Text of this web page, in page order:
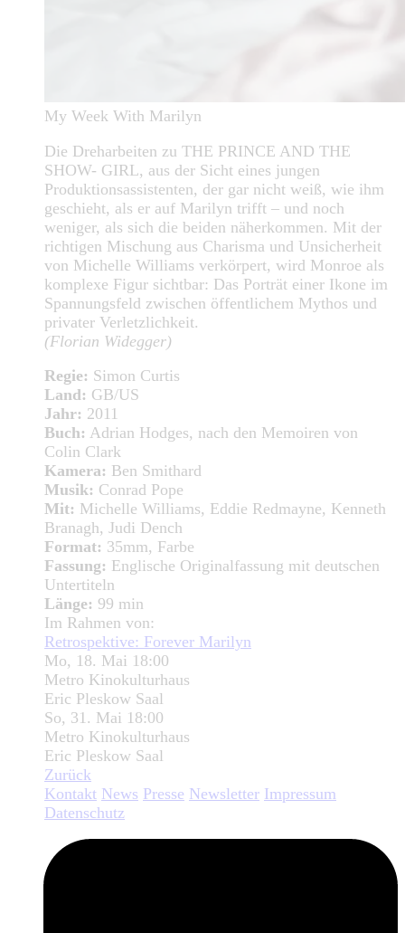
My Week With Marilyn
Die Dreharbeiten zu THE PRINCE AND THE
SHOW- GIRL, aus der Sicht eines jungen
Produktionsassistenten, der gar nicht weiß, wie ihm
geschieht, als er auf Marilyn trifft – und noch
weniger, als sich die beiden näherkommen. Mit der
richtigen Mischung aus Charisma und Unsicherheit
von Michelle Williams verkörpert, wird Monroe als
komplexe Figur sichtbar: Das Porträt einer Ikone im
Spannungsfeld zwischen öffentlichem Mythos und
privater Verletzlichkeit.
(Florian Widegger)
Regie: Simon Curtis
Land: GB/US
Jahr: 2011
Buch: Adrian Hodges, nach den Memoiren von
Colin Clark
Kamera: Ben Smithard
Musik: Conrad Pope
Mit: Michelle Williams, Eddie Redmayne, Kenneth
Branagh, Judi Dench
Format: 35mm, Farbe
Fassung: Englische Originalfassung mit deutschen
Untertiteln
Länge: 99 min
Im Rahmen von:
Retrospektive: Forever Marilyn
Mo, 18. Mai 18:00
Metro Kinokulturhaus
Eric Pleskow Saal
So, 31. Mai 18:00
Metro Kinokulturhaus
Eric Pleskow Saal
Zurück
Kontakt News Presse Newsletter Impressum
Datenschutz